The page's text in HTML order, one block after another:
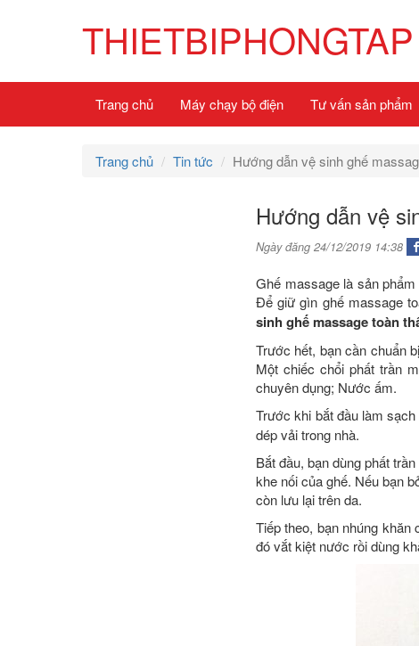
THIETBIPHONGTAP
Trang chủ Máy chạy bộ điện Tư vấn sản phẩm
Trang chủ Tin tức Hướng dẫn vệ sinh ghế
Hướng dẫn vệ
Ngày đăng 24/12/2019 14:38
Ghế massage là sản
Để giữ gìn ghế massage
sinh ghế massage toàn
Trước hết, bạn cần chuẩn
Một chiếc chổi phất trần
chuyên dụng; Nước ấm.
Trước khi bắt đầu làm sạch
dép vải trong nhà.
Bắt đầu, bạn dùng phất
khe nối của ghế. Nếu bạn
còn lưu lại trên da.
Tiếp theo, bạn nhúng
đó vắt kiệt nước rồi dùng